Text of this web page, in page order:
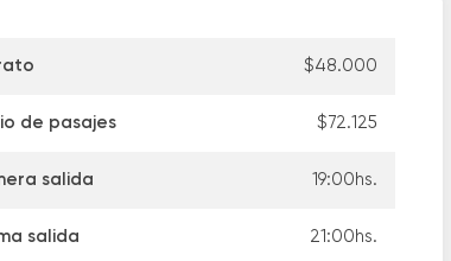
$48.000
de pasajes $72.125
salida 19:00hs.
salida 21:00hs.